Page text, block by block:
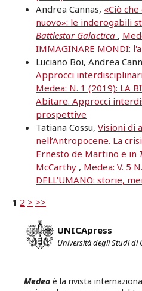
Andrea Cannas, «Ciò
nuovo»: le inderogabili
Battlestar Galactica ,
IMMAGINARE MONDI:
Luciano Boi, Andrea
Approcci
Medea: N. 1 (2019): LA
Abitare. Approcci
prospettive
Tatiana Cossu, Visioni di
nell’Antropocene. La
Ernesto de Martino e in
McCarthy , Medea: V. 5
DELL'UMANO: storie,
1 2 > >>
UNICApress
Università degli Studi di
Medea è la rivista